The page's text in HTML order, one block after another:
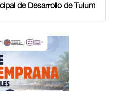
de Desarrollo de Tulum